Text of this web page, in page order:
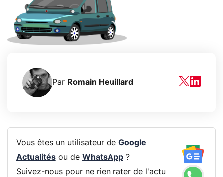
Par Romain Heuillard
Vous êtes un utilisateur de Google
Actualitésou de WhatsApp?
Suivez-nous pour ne rien rater de l'actu